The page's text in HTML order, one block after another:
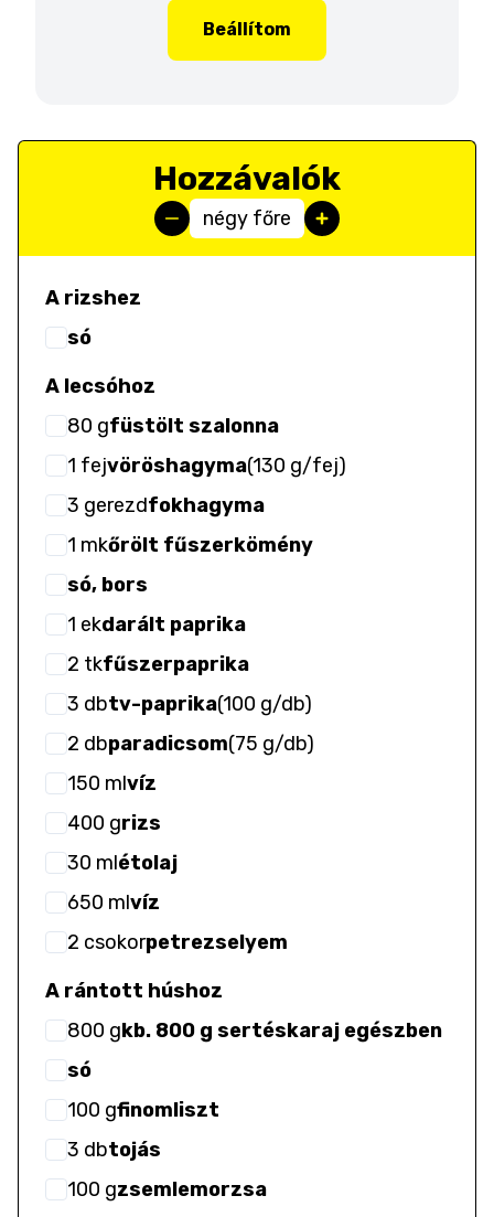
Beállítom
Hozzávalók
négy főre
A rizshez
só
A lecsóhoz
80 gfüstölt szalonna
1 fejvöröshagyma(130 g/fej)
3 gerezdfokhagyma
1 mkőrölt fűszerkömény
só, bors
1 ekdarált paprika
2 tkfűszerpaprika
3 dbtv-paprika(100 g/db)
2 dbparadicsom(75 g/db)
150 mlvíz
400 grizs
30 mlétolaj
650 mlvíz
2 csokorpetrezselyem
A rántott húshoz
800 gkb. 800 g sertéskaraj egészben
só
100 gfinomliszt
3 dbtojás
100 gzsemlemorzsa